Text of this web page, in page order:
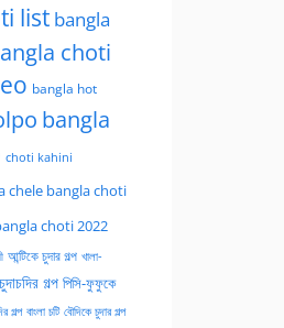
list bangla
choti
bangla hot
bangla
choti kahini
chele bangla choti
choti 2022
আন্টিকে চুদার গল্প খালা-
গল্প পিসি-ফুফুকে
গল্প বাংলা চটি বৌদিকে চুদার গল্প